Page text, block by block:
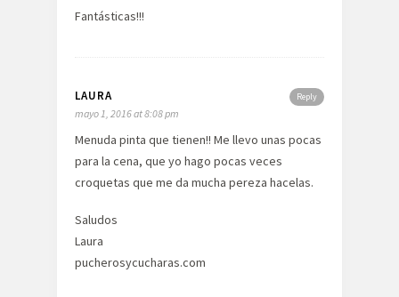
Fantásticas!!!
Reply
LAURA
mayo 1, 2016 at 8:08 pm
Menuda pinta que tienen!! Me llevo unas pocas
para la cena, que yo hago pocas veces
croquetas que me da mucha pereza hacelas.
Saludos
Laura
pucherosycucharas.com